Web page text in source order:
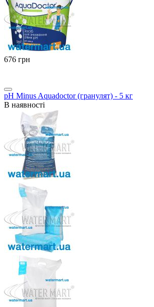
‍676‍ грн
pH Minus Aquadoctor (гранулят) - 5 кг
В наявності